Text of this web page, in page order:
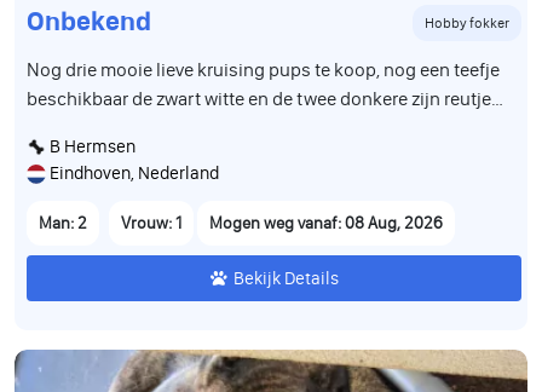
Onbekend Hobby fokker
Nog drie mooie lieve kruising pups te koop, nog een teefje
beschikbaar de zwart witte en de twee donkere zijn reutjes,
nest verlaten, zijn volledig ontwormd en gevaccineerd en
hebben een paspoort
B Hermsen
Eindhoven, Nederland
Man: 2 Vrouw: 1 Mogen weg vanaf: 08 Aug, 2026
Bekijk Details